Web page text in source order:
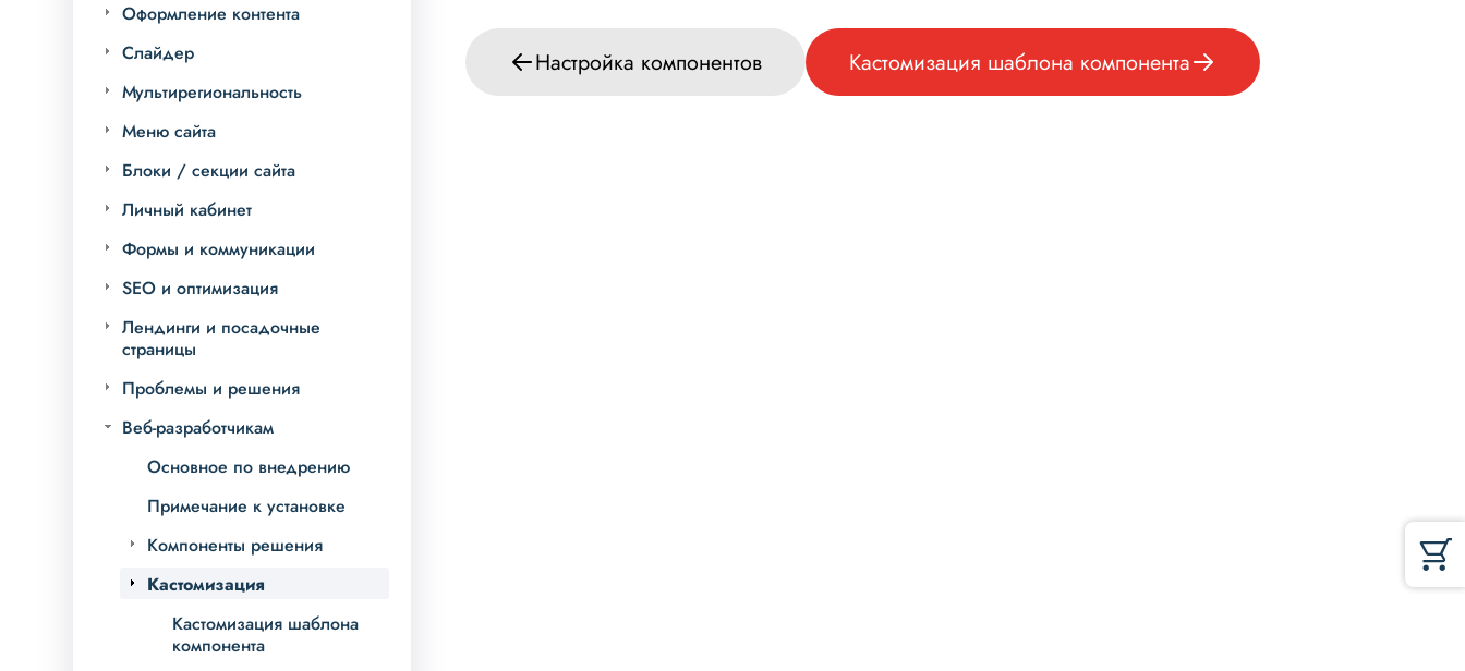
Оформление контента
Слайдер
Мультирегиональность
Меню сайта
Блоки / секции сайта
Личный кабинет
Формы и коммуникации
SEO и оптимизация
Лендинги и посадочные
страницы
Проблемы и решения
Веб-разработчикам
Основное по внедрению
Примечание к установке
Компоненты решения
Кастомизация
Кастомизация шаблона
компонента
Настройка компонентов Кастомизация шаблона компонента